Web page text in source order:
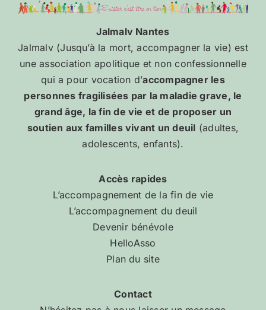
Jalmalv Nantes
Jalmalv (Jusqu’à la mort, accompagner la vie) est
une association apolitique et non confessionnelle
qui a pour vocation d’accompagner les
personnes fragilisées par la maladie grave, le
grand âge, la fin de vie et de proposer un
soutien aux familles vivant un deuil (adultes,
adolescents, enfants).
Accès rapides
L’accompagnement de la fin de vie
L’accompagnement du deuil
Devenir bénévole
HelloAsso
Plan du site
Contact